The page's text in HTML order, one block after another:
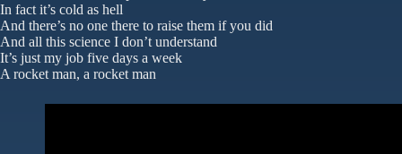
In fact it’s cold as hell
And there’s no one there to raise them if you did
And all this science I don’t understand
It’s just my job five days a week
A rocket man, a rocket man